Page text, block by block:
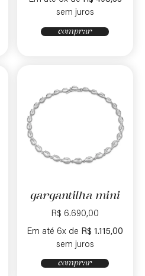
sem juros
comprar
gargantilha mini
R$ 6.690,00
Em até 6x de R$ 1.115,00
sem juros
comprar